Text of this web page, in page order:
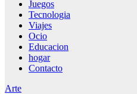
Juegos
Tecnologia
Viajes
Ocio
Educacion
hogar
Contacto
Arte